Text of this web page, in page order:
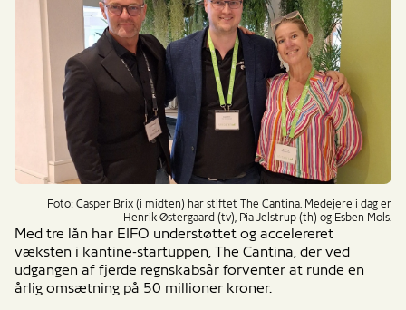
Foto: Casper Brix (i midten) har stiftet The Cantina. Medejere i dag er
Henrik Østergaard (tv), Pia Jelstrup (th) og Esben Mols.
Med tre lån har EIFO understøttet og accelereret
væksten i kantine-startuppen, The Cantina, der ved
udgangen af fjerde regnskabsår forventer at runde en
årlig omsætning på 50 millioner kroner.